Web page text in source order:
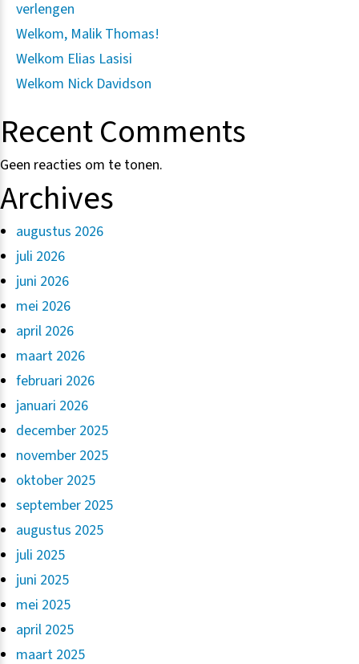
verlengen
Welkom, Malik Thomas!
Welkom Elias Lasisi
Welkom Nick Davidson
Recent Comments
Geen reacties om te tonen.
Archives
augustus 2026
juli 2026
juni 2026
mei 2026
april 2026
maart 2026
februari 2026
januari 2026
december 2025
november 2025
oktober 2025
september 2025
augustus 2025
juli 2025
juni 2025
mei 2025
april 2025
maart 2025